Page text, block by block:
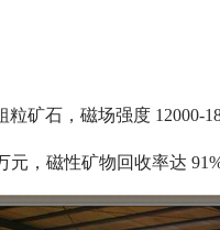
矿石，磁场强度 12000-
元，磁性矿物回收率达